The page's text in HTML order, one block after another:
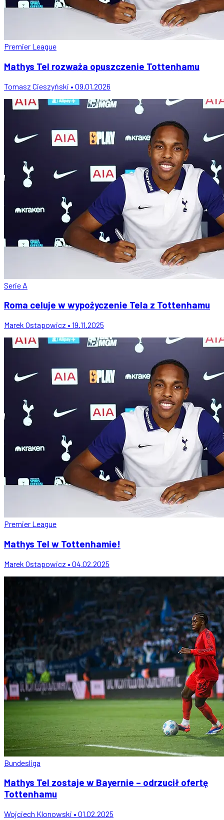
Premier League
Mathys Tel rozważa opuszczenie Tottenhamu
Tomasz Cieszyński • 09.01.2026
Serie A
Roma celuje w wypożyczenie Tela z Tottenhamu
Marek Ostapowicz • 19.11.2025
Premier League
Mathys Tel w Tottenhamie!
Marek Ostapowicz • 04.02.2025
Bundesliga
Mathys Tel zostaje w Bayernie – odrzucił ofertę
Tottenhamu
Wojciech Klonowski • 01.02.2025